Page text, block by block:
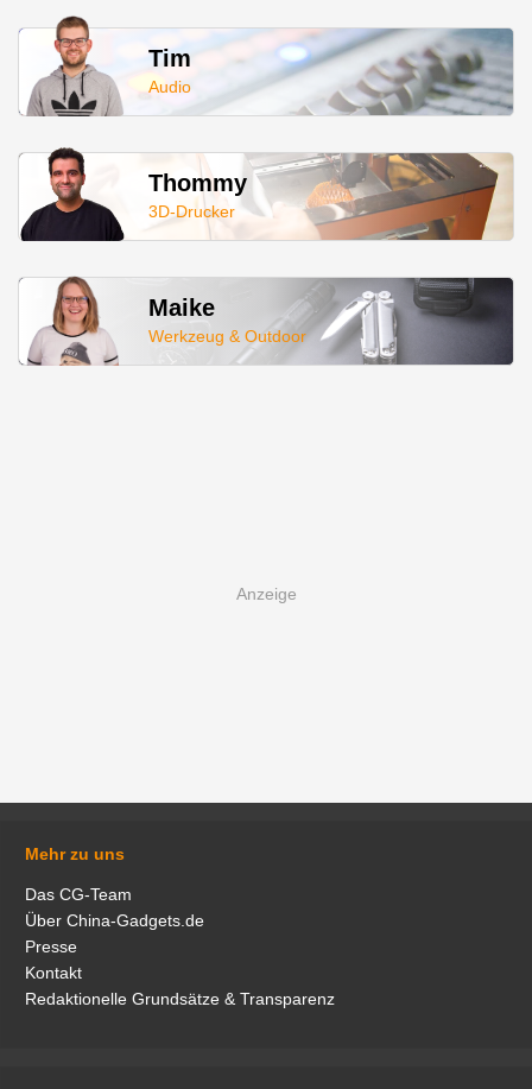
Tim
Audio
Thommy
3D-Drucker
Maike
Werkzeug & Outdoor
Mehr zu uns
Das CG-Team
Über China-Gadgets.de
Presse
Kontakt
Redaktionelle Grundsätze & Transparenz